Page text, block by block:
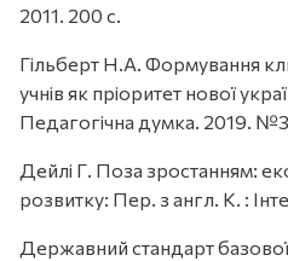
2011. 200 с.
Гільберт Н.А. Формування
учнів як пріоритет нової
Педагогічна думка. 2019.
Дейлі Г. Поза зростанням:
розвитку: Пер. з англ. К. :
Державний стандарт базової